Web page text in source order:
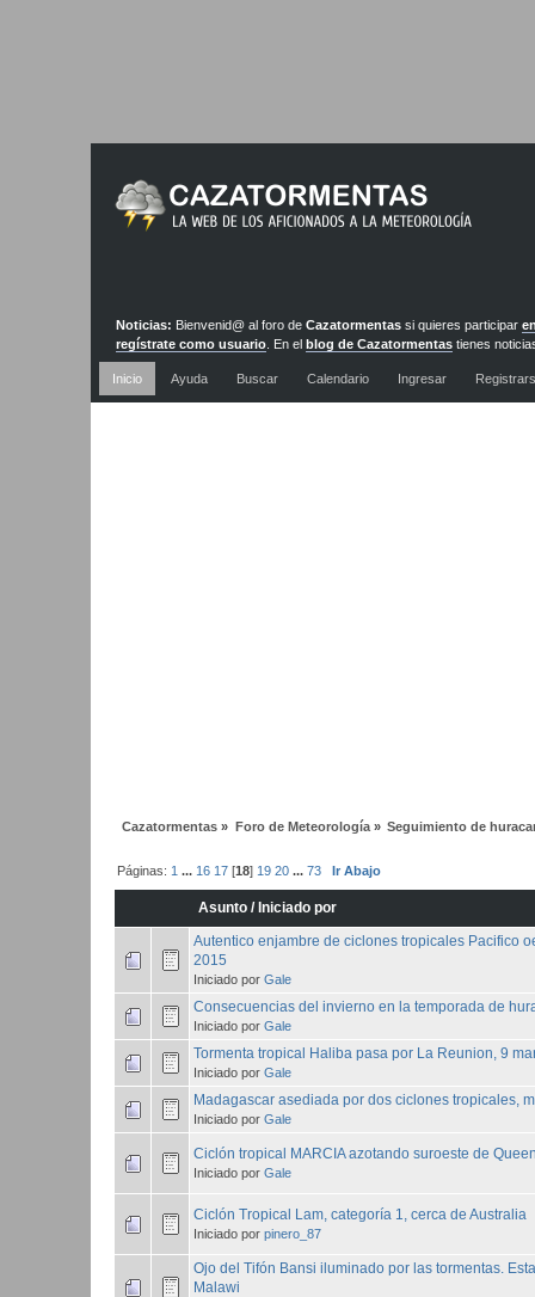
Noticias: Bienvenid@ al foro deCazatormentas si quieres participar
regístrate como usuario . En elblog de Cazatormentas tienes
actualizadas diariamente
Inicio
Ayuda Buscar Calendario Ingresar
Cazatormentas » Foro de Meteorología» Seguimiento de
Páginas: 1 ... 16 17 [18] 19 20 ...73 Ir Abajo
Asunto /Iniciado por
Autentico enjambre de ciclones tropicales Pacifico
2015
Iniciado por Gale
Consecuencias del invierno en la temporada de
Iniciado por Gale
Tormenta tropical Haliba pasa por La Reunion, 9
Iniciado por Gale
Madagascar asediada por dos ciclones tropicales,
Iniciado por Gale
Ciclón tropical MARCIA azotando suroeste de
Iniciado por Gale
Ciclón Tropical Lam, categoría 1, cerca de Australia
Iniciado por pinero_87
Ojo del Tifón Bansi iluminado por las tormentas.
Malawi